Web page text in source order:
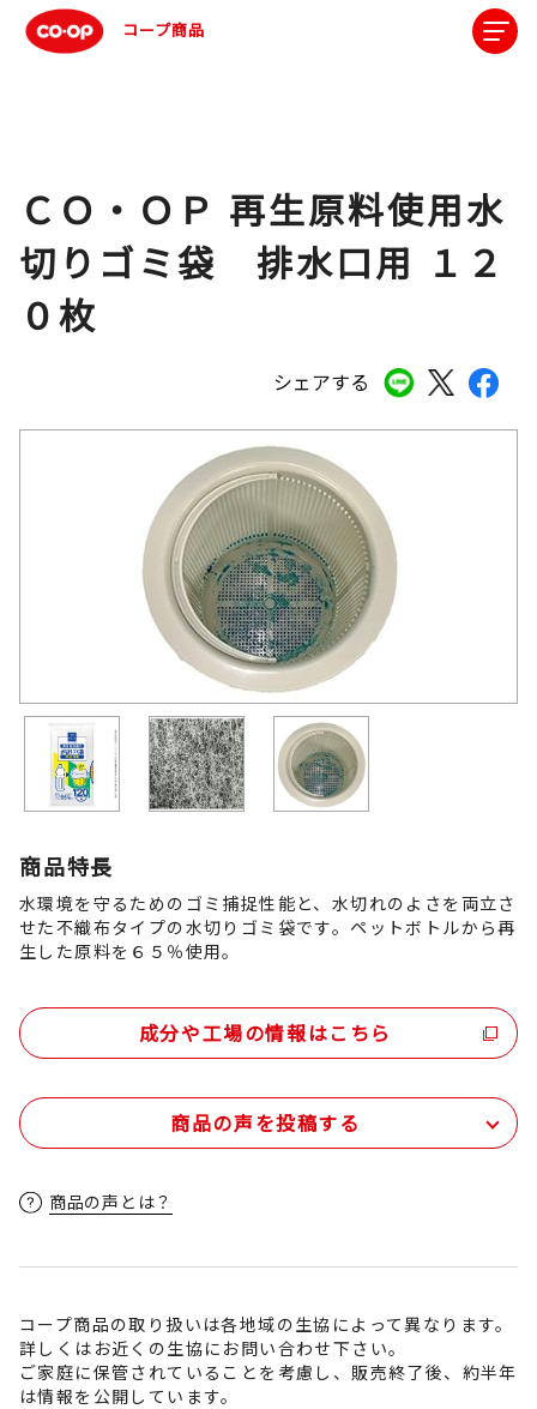
コープ商品
シェアする
ＣＯ・ＯＰ 再生原料使用水
切りゴミ袋 排水口用 １２
０枚
商品特長
水環境を守るためのゴミ捕捉性能と、水切れのよさを両立さ
せた不織布タイプの水切りゴミ袋です。ペットボトルから再
生した原料を６５％使用。
成分や工場の情報はこちら
商品の声を投稿する
商品の声とは？
コープ商品の取り扱いは各地域の生協によって異なります。
詳しくはお近くの生協にお問い合わせ下さい。
ご家庭に保管されていることを考慮し、販売終了後、約半年
は情報を公開しています。